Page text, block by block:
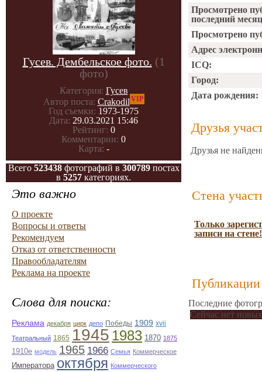
Гусев. Дембельское фото. (1
фото)
Категория: Гусев
Автор поста: Crakodil VIP
Год съемки: 1973-1975
Дата: 29.03.2021 15:46
Рейтинг: 0
Комментарии: 0
Карта: -
Всего 523438фотографий в 300789постах
в 5257 категориях.
Это важно
О проекте
Вопросы и ответы
Рекомендуем
Отказ от ответственности
Правообладателям
Реклама на проекте
Слова для поиска:
Реклама декабря цирк депо Победы 1909 xvii
Театральный 1865 1945 1983 1870 1875
1910е модель 1965 1966 Семья Коммерческое
Императора октября Коммерческого
Просмотрено
последний
Просмотрено
Адрес
ICQ:
Город:
Дата рождения:
Друзья
Друзья не
Стена
Только
записи на стене!
Публикации
Последние
Сейчас нет